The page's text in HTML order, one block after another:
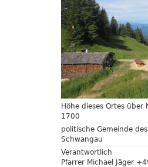
Höhe dieses Ortes über
1700
politische Gemeinde
Schwangau
Verantwortlich
Pfarrer Michael Jäger